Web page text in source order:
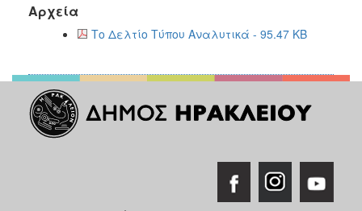
Κέντρο
Κοινότητας
Κοινωνικό
Παντοπωλείο
Ισότητα
Αρχεία
Το Δελτίο Τύπου Αναλυτικά - 95.47 KB